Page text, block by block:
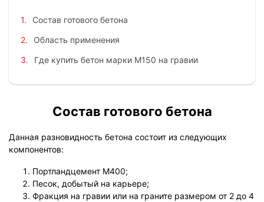
Состав готового бетона
Область применения
Где купить бетон марки М150 на гравии
Состав готового бетона
Данная разновидность бетона состоит из следующих
компонентов:
Портландцемент М400;
Песок, добытый на карьере;
Фракция на гравии или на граните размером от 2 до 4